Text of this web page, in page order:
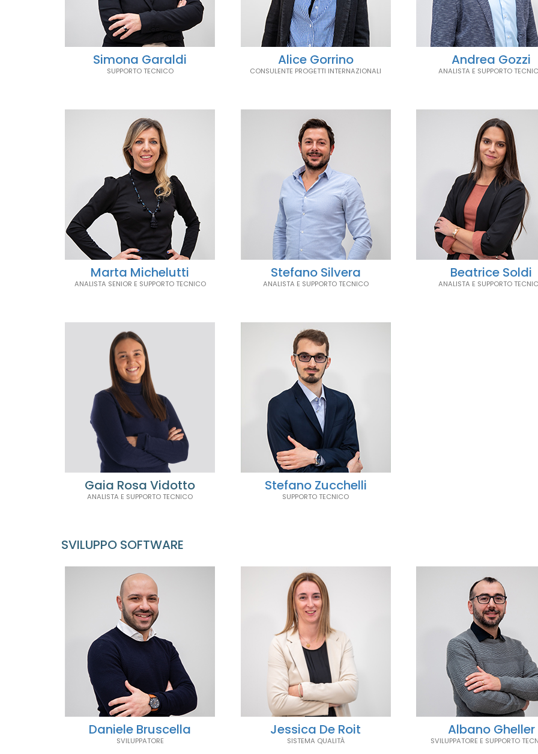
Simona Garaldi
SUPPORTO TECNICO
Alice Gorrino
CONSULENTE PROGETTI INTERNAZIONALI
Andrea Gozzi
ANALISTA E SUPPORTO
Marta Michelutti
ANALISTA SENIOR E SUPPORTO TECNICO
Stefano Silvera
ANALISTA E SUPPORTO TECNICO
Beatrice Soldi
ANALISTA E SUPPORTO
Gaia Rosa Vidotto
ANALISTA E SUPPORTO TECNICO
Stefano Zucchelli
SUPPORTO TECNICO
SVILUPPO SOFTWARE
Daniele Bruscella
SVILUPPATORE
Jessica De Roit
SISTEMA QUALITÀ
Albano Gheller
SVILUPPATORE E SUPPORTO